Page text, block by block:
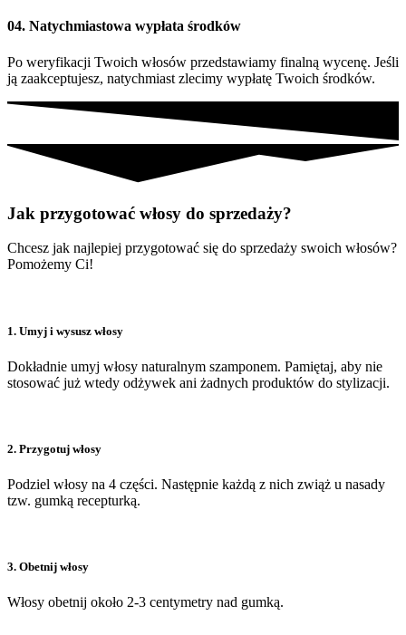
04. Natychmiastowa wypłata środków
Po weryfikacji Twoich włosów przedstawiamy finalną wycenę. Jeśli
ją zaakceptujesz, natychmiast zlecimy wypłatę Twoich środków.
Jak przygotować włosy do sprzedaży?
Chcesz jak najlepiej przygotować się do sprzedaży swoich włosów?
Pomożemy Ci!
1. Umyj i wysusz włosy
Dokładnie umyj włosy naturalnym szamponem. Pamiętaj, aby nie
stosować już wtedy odżywek ani żadnych produktów do stylizacji.
2. Przygotuj włosy
Podziel włosy na 4 części. Następnie każdą z nich zwiąż u nasady
tzw. gumką recepturką.
3. Obetnij włosy
Włosy obetnij około 2-3 centymetry nad gumką.